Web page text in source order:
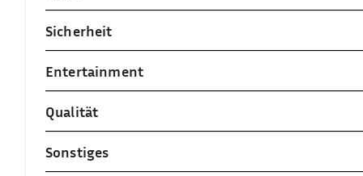
Sicherheit
Entertainment
Qualität
Sonstiges